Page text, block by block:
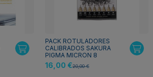
PACK ROTULADORES
CALIBRADOS SAKURA
PIGMA MICRON 8
16,00 €20,00 €